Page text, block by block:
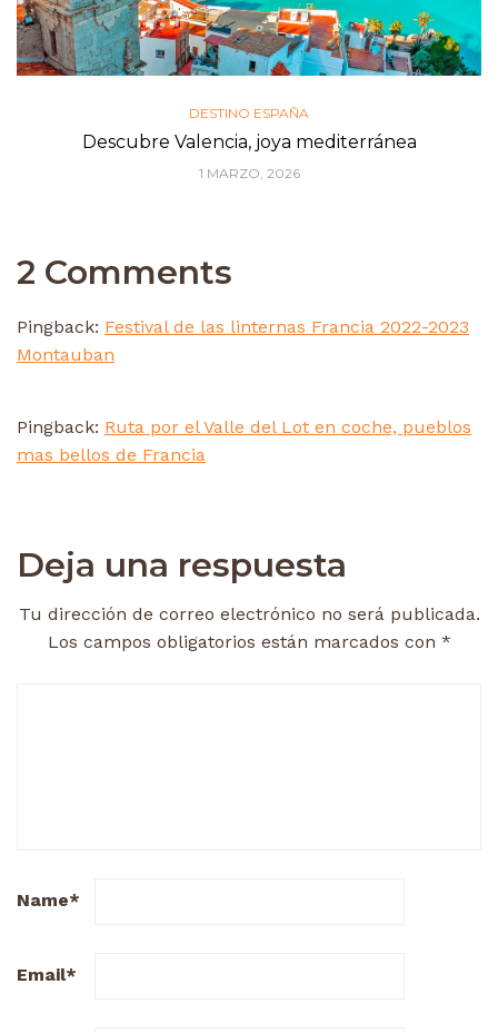
DESTINO ESPAÑA
Descubre Valencia, joya mediterránea
1 MARZO, 2026
2 Comments
Pingback: Festival de las linternas Francia 2022-2023
Montauban
Pingback: Ruta por el Valle del Lot en coche, pueblos
mas bellos de Francia
Deja una respuesta
Tu dirección de correo electrónico no será publicada.
Los campos obligatorios están marcados con *
Name*
Email*